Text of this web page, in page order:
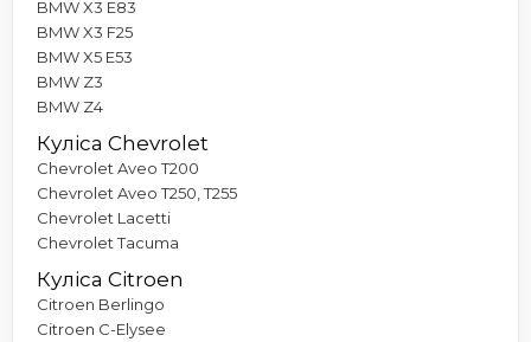
BMW X3 E83
BMW X3 F25
BMW X5 E53
BMW Z3
BMW Z4
Куліса Chevrolet
Chevrolet Aveo T200
Chevrolet Aveo T250, T255
Chevrolet Lacetti
Chevrolet Tacuma
Куліса Citroen
Citroen Berlingo
Citroen C-Elysee